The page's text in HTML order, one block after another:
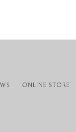
ONLINE STORE